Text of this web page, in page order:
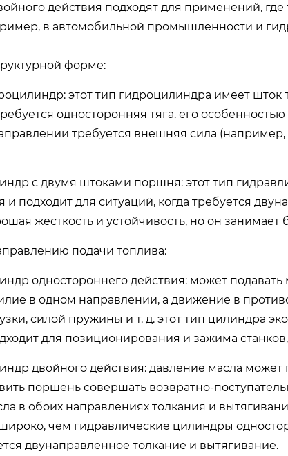
действия подходят для применений,
в автомобильной промышленности и
форме:
этот тип гидроцилиндра имеет шток
односторонняя тяга. его
требуется внешняя сила
с двумя штоками поршня: этот тип
подходит для ситуаций, когда требуется
жесткость и устойчивость, но он занимает
подачи топлива‌:
одностороннего действия: может
в одном направлении, а движение в
силой пружины и т. д. этот тип цилиндра
для позиционирования и зажима
двойного действия: давление масла
поршень совершать возвратно-
в обоих направлениях толкания и
чем гидравлические цилиндры
двунаправленное толкание и вытягивание.